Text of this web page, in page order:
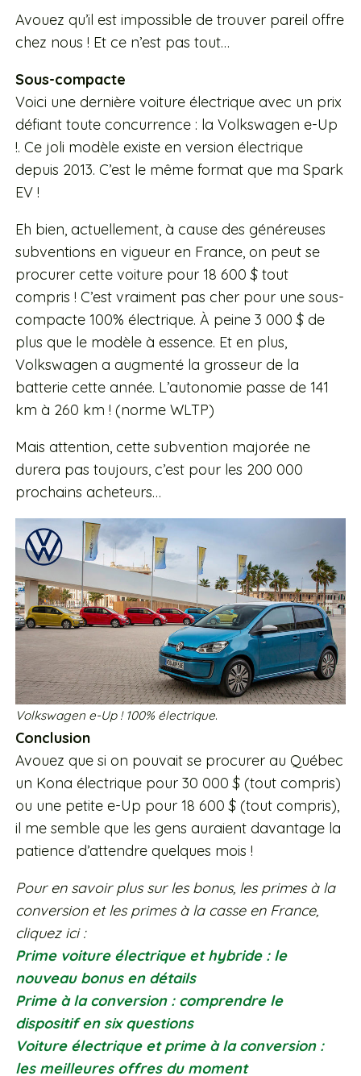
Avouez qu’il est impossible de trouver pareil offre
chez nous ! Et ce n’est pas tout…
Sous-compacte
Voici une dernière voiture électrique avec un prix
défiant toute concurrence : la Volkswagen e-Up
!. Ce joli modèle existe en version électrique
depuis 2013. C’est le même format que ma Spark
EV !
Eh bien, actuellement, à cause des généreuses
subventions en vigueur en France, on peut se
procurer cette voiture pour 18 600 $ tout
compris ! C’est vraiment pas cher pour une sous-
compacte 100% électrique. À peine 3 000 $ de
plus que le modèle à essence. Et en plus,
Volkswagen a augmenté la grosseur de la
batterie cette année. L’autonomie passe de 141
km à 260 km ! (norme WLTP)
Mais attention, cette subvention majorée ne
durera pas toujours, c’est pour les 200 000
prochains acheteurs…
Volkswagen e-Up ! 100% électrique.
Conclusion
Avouez que si on pouvait se procurer au Québec
un Kona électrique pour 30 000 $ (tout compris)
ou une petite e-Up pour 18 600 $ (tout compris),
il me semble que les gens auraient davantage la
patience d’attendre quelques mois !
Pour en savoir plus sur les bonus, les primes à la
conversion et les primes à la casse en France,
cliquez ici :
Prime voiture électrique et hybride : le
nouveau bonus en détails
Prime à la conversion : comprendre le
dispositif en six questions
Voiture électrique et prime à la conversion :
les meilleures offres du moment